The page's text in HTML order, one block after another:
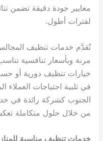
معايير جودة دقيقة تضمن
لفترات أطول.
تُقدَّم خدمات تنظيف
مرنة وبأسعار تنافسية
خيارات تنظيف دورية أو
في تلبية احتياجات
الجنوب كشركة رائدة في
من خلال حلول متكاملة
خدمات تنظيف مناسبة